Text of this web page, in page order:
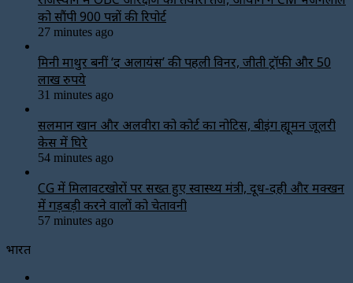
को सौंपी 900 पन्नों की रिपोर्ट
27 minutes ago
मिनी माथुर बनीं ‘द अलायंस’ की पहली विनर, जीती ट्रॉफी और 50
लाख रुपये
31 minutes ago
सलमान खान और अलवीरा को कोर्ट का नोटिस, बीइंग ह्यूमन जूलरी
केस में घिरे
54 minutes ago
CG में मिलावटखोरों पर सख्त हुए स्वास्थ्य मंत्री, दूध-दही और मक्खन
में गड़बड़ी करने वालों को चेतावनी
57 minutes ago
भारत